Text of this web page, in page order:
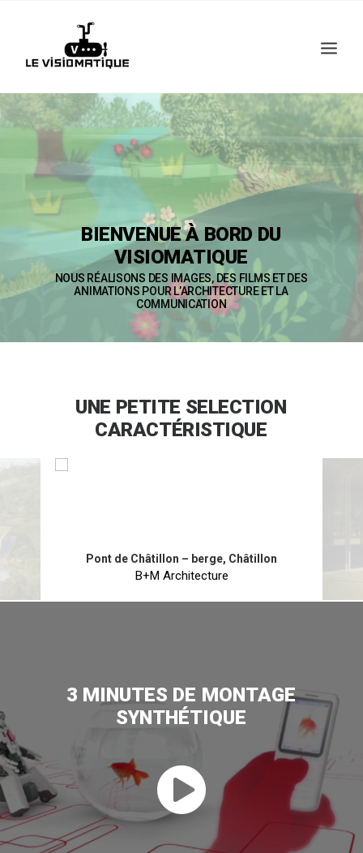
Recherche
BIENVENUE À BORD DU
VISIOMATIQUE
NOUS RÉALISONS DES IMAGES, DES FILMS ET DES
ANIMATIONS POUR L’ARCHITECTURE ET LA
COMMUNICATION
UNE PETITE SELECTION
CARACTÉRISTIQUE
Pont de Châtillon – berge, Châtillon
B+M Architecture
3 MINUTES DE MONTAGE
SYNTHÉTIQUE